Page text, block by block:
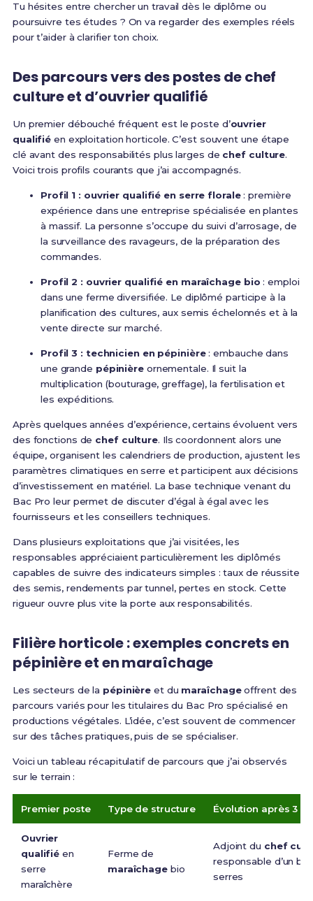
Tu hésites entre chercher un travail dès le diplôme ou
poursuivre tes études ? On va regarder des exemples réels
pour t’aider à clarifier ton choix.
Des parcours vers des postes de chef
culture et d’ouvrier qualifié
Un premier débouché fréquent est le poste d’ouvrier
qualifié en exploitation horticole. C’est souvent une étape
clé avant des responsabilités plus larges de chef culture.
Voici trois profils courants que j’ai accompagnés.
Profil 1 : ouvrier qualifié en serre florale: première
expérience dans une entreprise spécialisée en plantes
à massif. La personne s’occupe du suivi d’arrosage, de
la surveillance des ravageurs, de la préparation des
commandes.
Profil 2 : ouvrier qualifié en maraîchage bio : emploi
dans une ferme diversifiée. Le diplômé participe à la
planification des cultures, aux semis échelonnés et à la
vente directe sur marché.
Profil 3 : technicien en pépinière: embauche dans
une grande pépinièreornementale. Il suit la
multiplication (bouturage, greffage), la fertilisation et
les expéditions.
Après quelques années d’expérience, certains évoluent vers
des fonctions de chef culture. Ils coordonnent alors une
équipe, organisent les calendriers de production, ajustent les
paramètres climatiques en serre et participent aux décisions
d’investissement en matériel. La base technique venant du
Bac Pro leur permet de discuter d’égal à égal avec les
fournisseurs et les conseillers techniques.
Dans plusieurs exploitations que j’ai visitées, les
responsables appréciaient particulièrement les diplômés
capables de suivre des indicateurs simples : taux de réussite
des semis, rendements par tunnel, pertes en stock. Cette
rigueur ouvre plus vite la porte aux responsabilités.
Filière horticole : exemples concrets en
pépinière et en maraîchage
Les secteurs de la pépinière et du maraîchageoffrent des
parcours variés pour les titulaires du Bac Pro spécialisé en
productions végétales. L’idée, c’est souvent de commencer
sur des tâches pratiques, puis de se spécialiser.
Voici un tableau récapitulatif de parcours que j’ai observés
sur le terrain :
Premier poste Type de structure Évolution après 3 à
Ouvrier
qualifié en
serre
maraîchère
Ferme de
maraîchagebio
Adjoint du chef
responsable d’un
serres